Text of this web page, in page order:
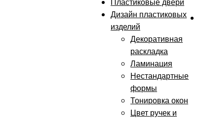
Дизайн пластиковых
изделий
Декоративная
раскладка
Ламинация
Нестандартные
формы
Тонировка окон
Цвет ручек и